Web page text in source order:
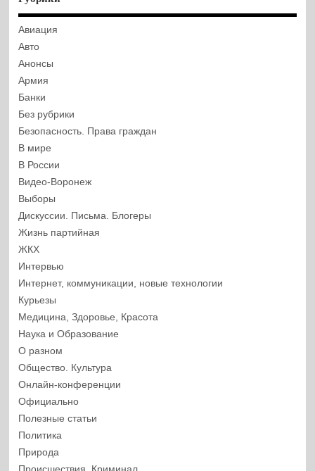
Авиация
Авто
Анонсы
Армия
Банки
Без рубрики
Безопасность. Права граждан
В мире
В России
Видео-Воронеж
Выборы
Дискуссии. Письма. Блогеры
Жизнь партийная
ЖКХ
Интервью
Интернет, коммуникации, новые технологии
Курьезы
Медицина, Здоровье, Красота
Наука и Образование
О разном
Общество. Культура
Онлайн-конференции
Официально
Полезные статьи
Политика
Природа